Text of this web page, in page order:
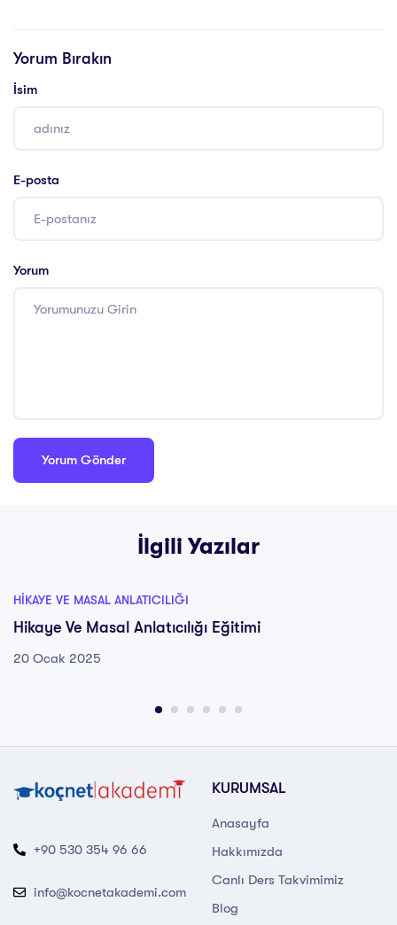
Yorum Bırakın
İsim
E-posta
Yorum
İlgili Yazılar
HIKAYE VE MASAL ANLATICILIĞI
Hikaye Ve Masal Anlatıcılığı Eğitimi
20 Ocak 2025
+90 530 354 96 66
info@kocnetakademi.com
KURUMSAL
Anasayfa
Hakkımızda
Canlı Ders Takvimimiz
Blog